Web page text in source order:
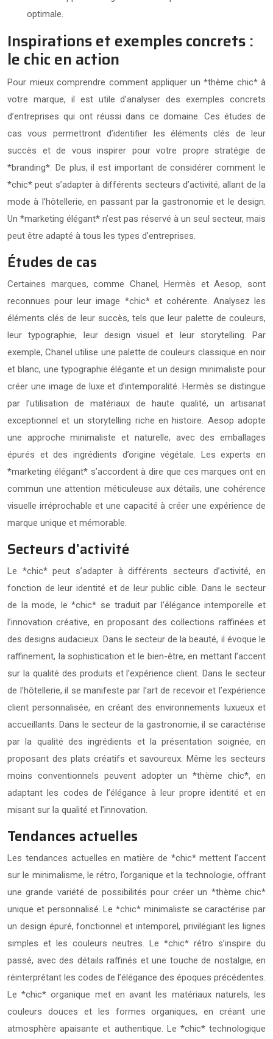
optimale.
Inspirations et exemples concrets :
le chic en action
Pour mieux comprendre comment appliquer un *thème chic* à
votre marque, il est utile d’analyser des exemples concrets
d’entreprises qui ont réussi dans ce domaine. Ces études de
cas vous permettront d’identifier les éléments clés de leur
succès et de vous inspirer pour votre propre stratégie de
*branding*. De plus, il est important de considérer comment le
*chic* peut s’adapter à différents secteurs d’activité, allant de la
mode à l’hôtellerie, en passant par la gastronomie et le design.
Un *marketing élégant* n’est pas réservé à un seul secteur, mais
peut être adapté à tous les types d’entreprises.
Études de cas
Certaines marques, comme Chanel, Hermès et Aesop, sont
reconnues pour leur image *chic* et cohérente. Analysez les
éléments clés de leur succès, tels que leur palette de couleurs,
leur typographie, leur design visuel et leur storytelling. Par
exemple, Chanel utilise une palette de couleurs classique en noir
et blanc, une typographie élégante et un design minimaliste pour
créer une image de luxe et d’intemporalité. Hermès se distingue
par l’utilisation de matériaux de haute qualité, un artisanat
exceptionnel et un storytelling riche en histoire. Aesop adopte
une approche minimaliste et naturelle, avec des emballages
épurés et des ingrédients d’origine végétale. Les experts en
*marketing élégant* s’accordent à dire que ces marques ont en
commun une attention méticuleuse aux détails, une cohérence
visuelle irréprochable et une capacité à créer une expérience de
marque unique et mémorable.
Secteurs d’activité
Le *chic* peut s’adapter à différents secteurs d’activité, en
fonction de leur identité et de leur public cible. Dans le secteur
de la mode, le *chic* se traduit par l’élégance intemporelle et
l’innovation créative, en proposant des collections raffinées et
des designs audacieux. Dans le secteur de la beauté, il évoque le
raffinement, la sophistication et le bien-être, en mettant l’accent
sur la qualité des produits et l’expérience client. Dans le secteur
de l’hôtellerie, il se manifeste par l’art de recevoir et l’expérience
client personnalisée, en créant des environnements luxueux et
accueillants. Dans le secteur de la gastronomie, il se caractérise
par la qualité des ingrédients et la présentation soignée, en
proposant des plats créatifs et savoureux. Même les secteurs
moins conventionnels peuvent adopter un *thème chic*, en
adaptant les codes de l’élégance à leur propre identité et en
misant sur la qualité et l’innovation.
Tendances actuelles
Les tendances actuelles en matière de *chic* mettent l’accent
sur le minimalisme, le rétro, l’organique et la technologie, offrant
une grande variété de possibilités pour créer un *thème chic*
unique et personnalisé. Le *chic* minimaliste se caractérise par
un design épuré, fonctionnel et intemporel, privilégiant les lignes
simples et les couleurs neutres. Le *chic* rétro s’inspire du
passé, avec des détails raffinés et une touche de nostalgie, en
réinterprétant les codes de l’élégance des époques précédentes.
Le *chic* organique met en avant les matériaux naturels, les
couleurs douces et les formes organiques, en créant une
atmosphère apaisante et authentique. Le *chic* technologique